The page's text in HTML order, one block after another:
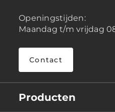
Openingstijden:
Maandag t/m vrijdag
Contact
Producten